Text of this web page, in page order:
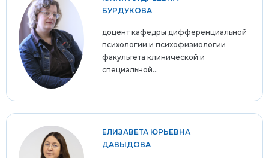
БУРДУКОВА
доцент кафедры дифференциальной
психологии и психофизиологии
факультета клинической и
специальной...
ЕЛИЗАВЕТА ЮРЬЕВНА
ДАВЫДОВА